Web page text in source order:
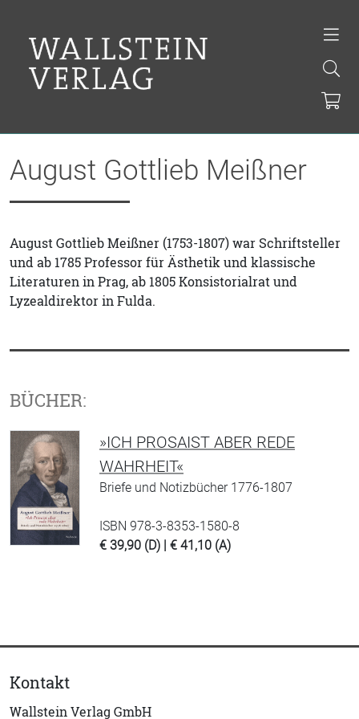
August Gottlieb Meißner
August Gottlieb Meißner (1753-1807) war Schriftsteller
und ab 1785 Professor für Ästhetik und klassische
Literaturen in Prag, ab 1805 Konsistorialrat und
Lyzealdirektor in Fulda.
BÜCHER:
»ICH PROSAIST ABER REDE
WAHRHEIT«
Briefe und Notizbücher 1776-1807
ISBN 978-3-8353-1580-8
€ 39,90 (D) | € 41,10 (A)
Kontakt
Wallstein Verlag GmbH